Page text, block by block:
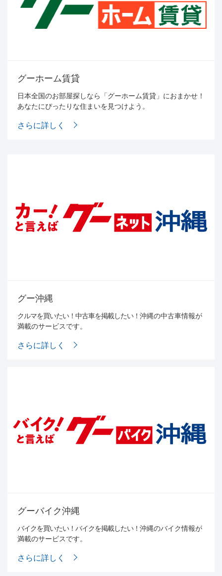
グーホーム賃貸
日本全国のお部屋探しなら「グーホーム賃貸」におまかせ！
あなたにぴったりな住まいを見つけよう。
さらに詳しく
グー沖縄
クルマを買いたい！中古車を掲載したい！ 沖縄の中古車情報が
満載のサービスです。
さらに詳しく
グーバイク沖縄
バイクを買いたい！バイクを掲載したい！ 沖縄のバイク情報が
満載のサービスです。
さらに詳しく